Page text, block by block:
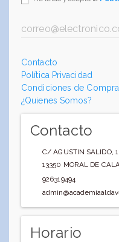
Contacto
Política Privacidad
Condiciones de Compra
¿Quienes Somos?
Contacto
C/ AGUSTIN SALIDO,
13350 MORAL DE
926319494
Horario